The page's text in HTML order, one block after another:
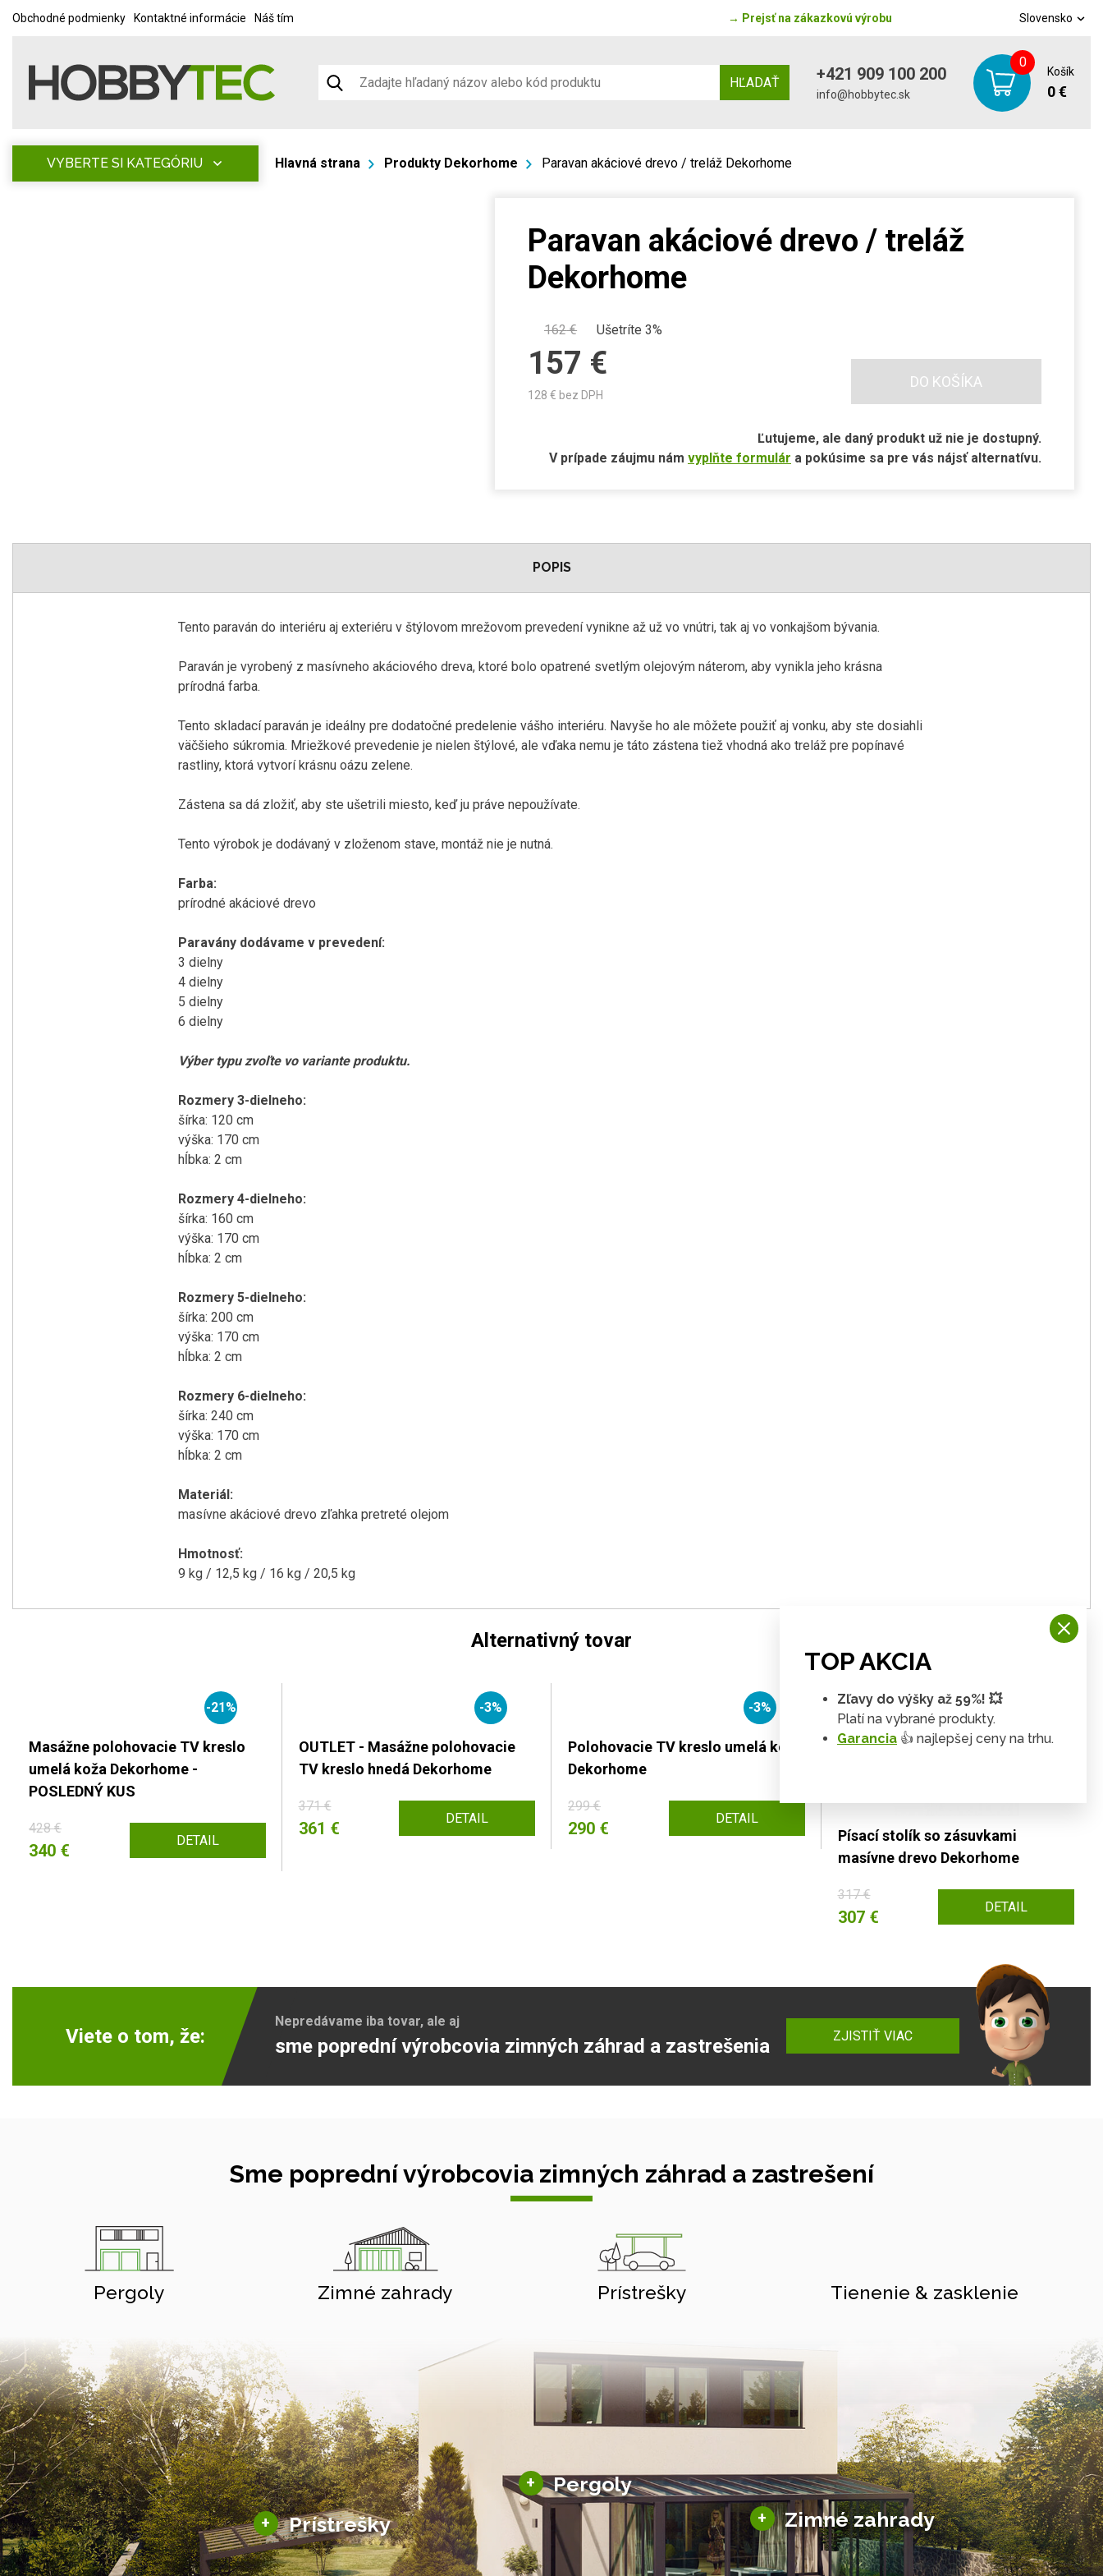
Obchodné podmienky Kontaktné informácie Náš tím → Prejsť na zákazkovú výrobu Slovensko
HĽADAŤ +421 909 100 200
info@hobbytec.sk
0
Košík
0 €
VYBERTE SI KATEGÓRIU Hlavná strana Produkty Dekorhome Paravan akáciové drevo / treláž Dekorhome
Paravan akáciové drevo / treláž
Dekorhome
162€ Ušetríte 3%
157 €
128 € bez DPH
DO KOŠÍKA
Ľutujeme, ale daný produkt už nie je dostupný.
V prípade záujmu nám vyplňte formulár a pokúsime sa pre vás nájsť alternatívu.
POPIS
Tento paraván do interiéru aj exteriéru v štýlovom mrežovom prevedení vynikne až už vo vnútri, tak aj vo vonkajšom bývania.
Paraván je vyrobený z masívneho akáciového dreva, ktoré bolo opatrené svetlým olejovým náterom, aby vynikla jeho krásna
prírodná farba.
Tento skladací paraván je ideálny pre dodatočné predelenie vášho interiéru. Navyše ho ale môžete použiť aj vonku, aby ste dosiahli
väčšieho súkromia. Mriežkové prevedenie je nielen štýlové, ale vďaka nemu je táto zástena tiež vhodná ako treláž pre popínavé
rastliny, ktorá vytvorí krásnu oázu zelene.
Zástena sa dá zložiť, aby ste ušetrili miesto, keď ju práve nepoužívate.
Tento výrobok je dodávaný v zloženom stave, montáž nie je nutná.
Farba:
prírodné akáciové drevo
Paravány dodávame v prevedení:
3 dielny
4 dielny
5 dielny
6 dielny
Výber typu zvoľte vo variante produktu.
Rozmery 3-dielneho:
šírka: 120 cm
výška: 170 cm
hĺbka: 2 cm
Rozmery 4-dielneho:
šírka: 160 cm
výška: 170 cm
hĺbka: 2 cm
Rozmery 5-dielneho:
šírka: 200 cm
výška: 170 cm
hĺbka: 2 cm
Rozmery 6-dielneho:
šírka: 240 cm
výška: 170 cm
hĺbka: 2 cm
Materiál:
masívne akáciové drevo zľahka pretreté olejom
Hmotnosť:
9 kg / 12,5 kg / 16 kg / 20,5 kg
Alternativný tovar
-21%
Masážne polohovacie TV kreslo
umelá koža Dekorhome -
POSLEDNÝ KUS
428 €
340 € DETAIL
-3%
OUTLET - Masážne polohovacie
TV kreslo hnedá Dekorhome
371 €
361 € DETAIL
-3%
Polohovacie TV kreslo umelá koža
Dekorhome
299 €
290 € DETAIL
Písací stolík so zásuvkami
masívne drevo Dekorhome
317 €
307 € DETAIL
Viete o tom, že:
Nepredávame iba tovar, ale aj
sme poprední výrobcovia zimných záhrad a zastrešenia ZJISTIŤ VIAC
Sme poprední výrobcovia zimných záhrad a zastrešení
Pergoly Zimné zahrady Prístrešky Tienenie & zasklenie
+ Pergoly
Hliníkové pergoly
Bioklimatické pergoly
Altány a zastrešenie
Solárne pergoly
+ Zimné zahrady
Sezónne zimné záhrady
Hliníkové zimné záhrady
Posuvné zimné záhrady
+ Prístrešky
Hliníkové prístrešky
Solárne prístrešky pre auto
TOP AKCIA
Zľavy do výšky až 59%! 💥
Platí na vybrané produkty.
Garancia 👍 najlepšej ceny na trhu.